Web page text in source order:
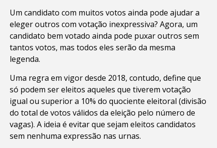
Um candidato com muitos votos ainda pode ajudar a
eleger outros com votação inexpressiva? Agora, um
candidato bem votado ainda pode puxar outros sem
tantos votos, mas todos eles serão da mesma
legenda.
Uma regra em vigor desde 2018, contudo, define que
só podem ser eleitos aqueles que tiverem votação
igual ou superior a 10% do quociente eleitoral (divisão
do total de votos válidos da eleição pelo número de
vagas). A ideia é evitar que sejam eleitos candidatos
sem nenhuma expressão nas urnas.